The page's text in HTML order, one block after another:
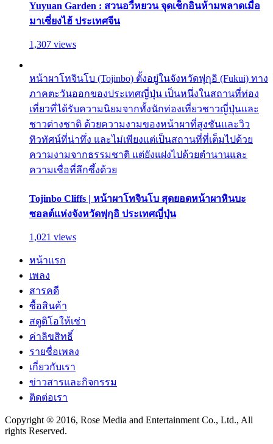
Yuyuan Garden : สวนอวี้หยวน จุดเช็กอินห้ามพลาดเมื่อ
มาเซี่ยงไฮ้ ประเทศจีน
1,307 views
หน้าผาโทจินโบ (Tojinbo) ตั้งอยู่ในจังหวัดฟุกุอิ (Fukui) ทาง
ภาคตะวันออกของประเทศญี่ปุ่น เป็นหนึ่งในสถานที่ท่อง
เที่ยวที่ได้รับความนิยมจากทั้งนักท่องเที่ยวชาวญี่ปุ่นและ
ชาวต่างชาติ ด้วยความงามของหน้าผาที่สูงชันและวิว
ทิวทัศน์ที่น่าทึ่ง และไม่เพียงแต่เป็นสถานที่ที่เต็มไปด้วย
ความงามจากธรรมชาติ แต่ยังแฝงไปด้วยตำนานและ
ความเชื่อที่ลึกซึ้งด้วย
Tojinbo Cliffs | หน้าผาโทจินโบ สุดยอดหน้าผาหินบะ
ซอลต์แห่งจังหวัดฟุกุอิ ประเทศญี่ปุ่น
1,021 views
หน้าแรก
เพลง
สารคดี
ซื้อสินค้า
สตูดิโอให้เช่า
ค่าลิขสิทธิ์
รายชื่อเพลง
เกี่ยวกับเรา
ข่าวสารและกิจกรรม
ติดต่อเรา
Copyright ® 2016, Rose Media and Entertainment Co., Ltd., All
rights Reserved.